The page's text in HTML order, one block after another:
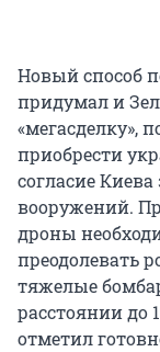
Новый способ
придумал и
«мегасделку»,
приобрести
согласие
вооружений.
дроны
преодолевать
тяжелые
расстоянии до
отметил